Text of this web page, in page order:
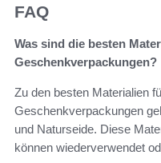
FAQ
Was sind die besten
Geschenkverpackungen?
Zu den besten Materialien
Geschenkverpackungen
und Naturseide. Diese
können wiederverwendet